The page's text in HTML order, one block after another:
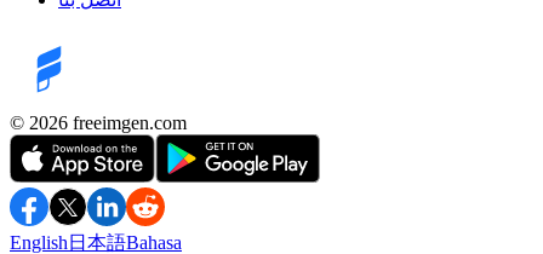
©️ 2026 freeimgen.com
English 日本語Bahasa